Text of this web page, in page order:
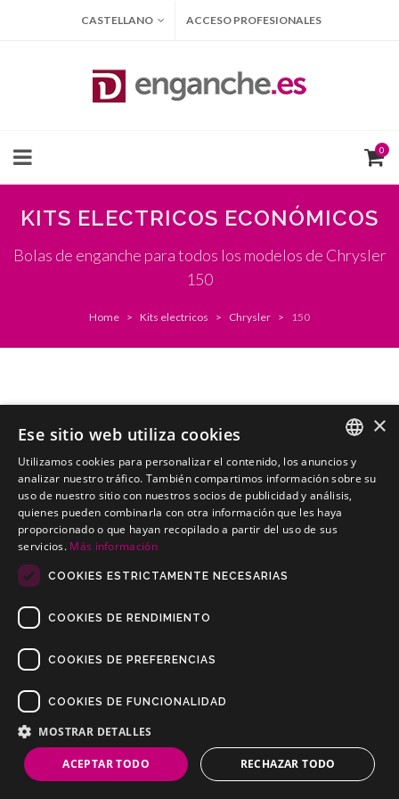
CASTELLANO ACCESO PROFESIONALES
0
KITS ELECTRICOS ECONÓMICOS
Bolas de enganche para todos los modelos de Chrysler
150
Home Kits electricos Chrysler 150
CHRYSLER 150 Berlina
Kits electricos económicos para CHRYSLER 150 Berlina
Copyrights © 2019 Todos los Derechos Reservados Dilusur, S.L.
Condiciones de Venta /
Política de Privacidad
/Política de Cookies
SPANISH
PORTUGUESE
×
Ese sitio web utiliza cookies
Utilizamos cookies para personalizar el contenido, los anuncios y
analizar nuestro tráfico. También compartimos información sobre su
uso de nuestro sitio con nuestros socios de publicidad y análisis,
quienes pueden combinarla con otra información que les haya
proporcionado o que hayan recopilado a partir del uso de sus
servicios. Más información
COOKIES ESTRICTAMENTE NECESARIAS
COOKIES DE RENDIMIENTO
COOKIES DE PREFERENCIAS
COOKIES DE FUNCIONALIDAD
MOSTRAR DETALLES
ACEPTAR TODO RECHAZAR TODO